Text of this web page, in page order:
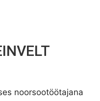
noorsootöötajana